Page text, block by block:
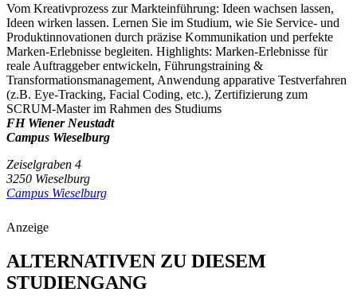
Vom Kreativprozess zur Markteinführung: Ideen wachsen lassen,
Ideen wirken lassen. Lernen Sie im Studium, wie Sie Service- und
Produktinnovationen durch präzise Kommunikation und perfekte
Marken-Erlebnisse begleiten. Highlights: Marken-Erlebnisse für
reale Auftraggeber entwickeln, Führungstraining &
Transformationsmanagement, Anwendung apparative Testverfahren
(z.B. Eye-Tracking, Facial Coding, etc.), Zertifizierung zum
SCRUM-Master im Rahmen des Studiums
FH Wiener Neustadt
Campus Wieselburg
Zeiselgraben 4
3250 Wieselburg
Campus Wieselburg
Anzeige
ALTERNATIVEN ZU DIESEM
STUDIENGANG